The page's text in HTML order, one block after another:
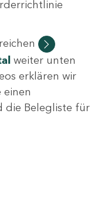
weiter unten
erklären wir
einen
die Belegliste für